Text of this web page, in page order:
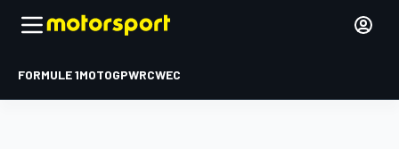
FORMULE 1MOTOGPWRCWEC